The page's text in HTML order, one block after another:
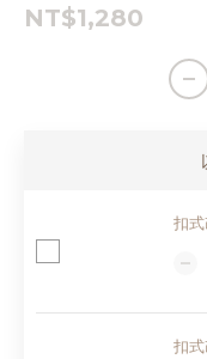
NT$1,280
扣式
扣式